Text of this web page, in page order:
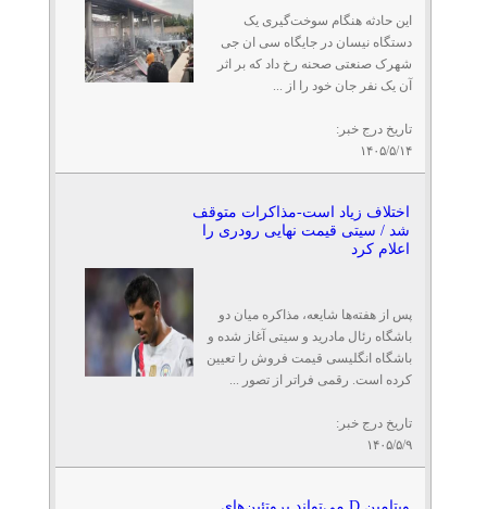
این حادثه هنگام سوخت‌گیری یک
دستگاه نیسان در جایگاه سی ان جی
شهرک صنعتی صحنه رخ داد که بر اثر
آن یک نفر جان خود را از ...
تاریخ درج خبر:
۱۴۰۵/۵/۱۴
اختلاف زیاد است-مذاکرات متوقف
شد / سیتی قیمت نهایی رودری را
اعلام کرد
پس از هفته‌ها شایعه، مذاکره میان دو
باشگاه رئال مادرید و سیتی آغاز شده و
باشگاه انگلیسی قیمت فروش را تعیین
کرده است. رقمی فراتر از تصور ...
تاریخ درج خبر:
۱۴۰۵/۵/۹
ویتامین D می‌تواند پروتئین‌های